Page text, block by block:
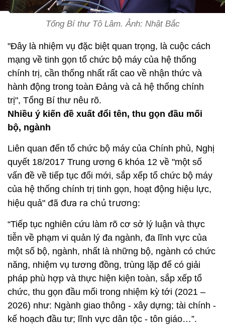
Tổng Bí thư Tô Lâm. Ảnh: Nhật Bắc
"Đây là nhiệm vụ đặc biệt quan trọng, là cuộc cách
mạng về tinh gọn tổ chức bộ máy của hệ thống
chính trị, cần thống nhất rất cao về nhận thức và
hành động trong toàn Đảng và cả hệ thống chính
trị", Tổng Bí thư nêu rõ.
Nhiều ý kiến đề xuất đổi tên, thu gọn đầu mối
bộ, ngành
Liên quan đến tổ chức bộ máy của Chính phủ, Nghị
quyết 18/2017 Trung ương 6 khóa 12 về "một số
vấn đề về tiếp tục đổi mới, sắp xếp tổ chức bộ máy
của hệ thống chính trị tinh gọn, hoạt động hiệu lực,
hiệu quả" đã đưa ra chủ trương:
“Tiếp tục nghiên cứu làm rõ cơ sở lý luận và thực
tiễn về phạm vi quản lý đa ngành, đa lĩnh vực của
một số bộ, ngành, nhất là những bộ, ngành có chức
năng, nhiệm vụ tương đồng, trùng lặp để có giải
pháp phù hợp và thực hiện kiện toàn, sắp xếp tổ
chức, thu gọn đầu mối trong nhiệm kỳ tới (2021 –
2026) như: Ngành giao thông - xây dựng; tài chính -
kế hoạch đầu tư; lĩnh vực dân tộc - tôn giáo…”.